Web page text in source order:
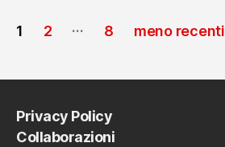
Paginazione
articoli
1 2 … 8 meno recenti
Privacy Policy
Collaborazioni